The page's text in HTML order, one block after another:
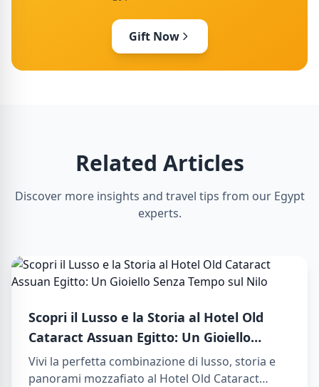
Gift Now
Related Articles
Discover more insights and travel tips from our Egypt
experts.
Scopri il Lusso e la Storia al Hotel Old
Cataract Assuan Egitto: Un Gioiello
Senza Tempo sul Nilo
Vivi la perfetta combinazione di lusso, storia e
panorami mozzafiato al Hotel Old Cataract